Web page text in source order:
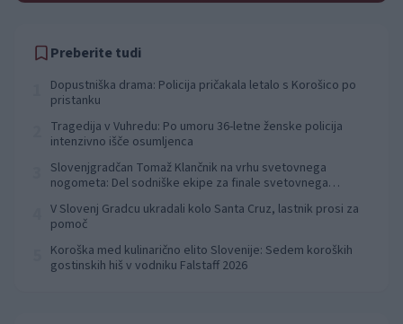
Preberite tudi
Dopustniška drama: Policija pričakala letalo s Korošico po
pristanku
Tragedija v Vuhredu: Po umoru 36-letne ženske policija
intenzivno išče osumljenca
Slovenjgradčan Tomaž Klančnik na vrhu svetovnega
nogometa: Del sodniške ekipe za finale svetovnega
V Slovenj Gradcu ukradali kolo Santa Cruz, lastnik prosi za
pomoč
Koroška med kulinarično elito Slovenije: Sedem koroških
gostinskih hiš v vodniku Falstaff 2026